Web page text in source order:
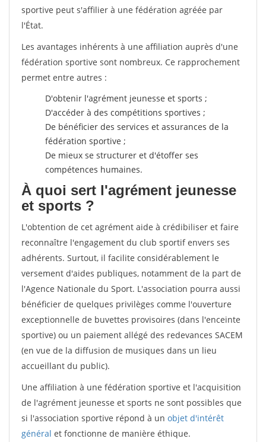
sportive peut s'affilier à une fédération agréée par
l'État.
Les avantages inhérents à une affiliation auprès d'une
fédération sportive sont nombreux. Ce rapprochement
permet entre autres :
D'obtenir l'agrément jeunesse et sports ;
D'accéder à des compétitions sportives ;
De bénéficier des services et assurances de la
fédération sportive ;
De mieux se structurer et d'étoffer ses
compétences humaines.
À quoi sert l'agrément jeunesse
et sports ?
L'obtention de cet agrément aide à crédibiliser et faire
reconnaître l'engagement du club sportif envers ses
adhérents. Surtout, il facilite considérablement le
versement d'aides publiques, notamment de la part de
l'Agence Nationale du Sport. L'association pourra aussi
bénéficier de quelques privilèges comme l'ouverture
exceptionnelle de buvettes provisoires (dans l'enceinte
sportive) ou un paiement allégé des redevances SACEM
(en vue de la diffusion de musiques dans un lieu
accueillant du public).
Une affiliation à une fédération sportive et l'acquisition
de l'agrément jeunesse et sports ne sont possibles que
si l'association sportive répond à un objet d'intérêt
général et fonctionne de manière éthique.